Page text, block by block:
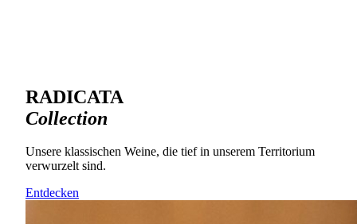
RADICATA
Collection
Unsere klassischen Weine, die tief in unserem Territorium
verwurzelt sind.
Entdecken